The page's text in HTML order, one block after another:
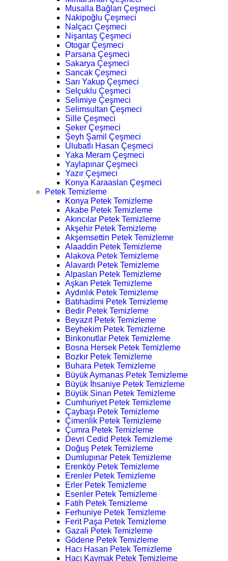
Musalla Bağları Çeşmeci
Nakipoğlu Çeşmeci
Nalçacı Çeşmeci
Nişantaş Çeşmeci
Otogar Çeşmeci
Parsana Çeşmeci
Sakarya Çeşmeci
Sancak Çeşmeci
Sarı Yakup Çeşmeci
Selçuklu Çeşmeci
Selimiye Çeşmeci
Selimsultan Çeşmeci
Sille Çeşmeci
Şeker Çeşmeci
Şeyh Şamil Çeşmeci
Ulubatlı Hasan Çeşmeci
Yaka Meram Çeşmeci
Yaylapınar Çeşmeci
Yazır Çeşmeci
Konya Karaaslan Çeşmeci
Petek Temizleme
Konya Petek Temizleme
Akabe Petek Temizleme
Akıncılar Petek Temizleme
Akşehir Petek Temizleme
Akşemsettin Petek Temizleme
Alaaddin Petek Temizleme
Alakova Petek Temizleme
Alavardı Petek Temizleme
Alpaslan Petek Temizleme
Aşkan Petek Temizleme
Aydınlık Petek Temizleme
Batıhadimi Petek Temizleme
Bedir Petek Temizleme
Beyazıt Petek Temizleme
Beyhekim Petek Temizleme
Binkonutlar Petek Temizleme
Bosna Hersek Petek Temizleme
Bozkır Petek Temizleme
Buhara Petek Temizleme
Büyük Aymanas Petek Temizleme
Büyük İhsaniye Petek Temizleme
Büyük Sinan Petek Temizleme
Cumhuriyet Petek Temizleme
Çaybaşı Petek Temizleme
Çimenlik Petek Temizleme
Çumra Petek Temizleme
Devri Cedid Petek Temizleme
Doğuş Petek Temizleme
Dumlupınar Petek Temizleme
Erenköy Petek Temizleme
Erenler Petek Temizleme
Erler Petek Temizleme
Esenler Petek Temizleme
Fatih Petek Temizleme
Ferhuniye Petek Temizleme
Ferit Paşa Petek Temizleme
Gazali Petek Temizleme
Gödene Petek Temizleme
Hacı Hasan Petek Temizleme
Hacı Kaymak Petek Temizleme